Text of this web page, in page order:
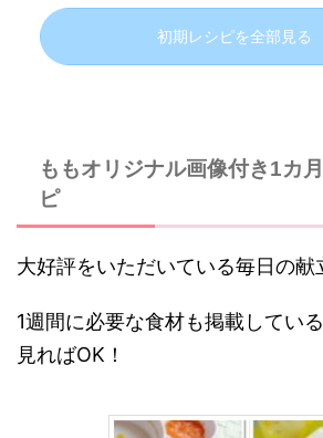
初期レシピを全部見る
ももオリジナル画像付き1カ
ピ
大好評をいただいている毎日の献
1週間に必要な食材も掲載してい
見ればOK！